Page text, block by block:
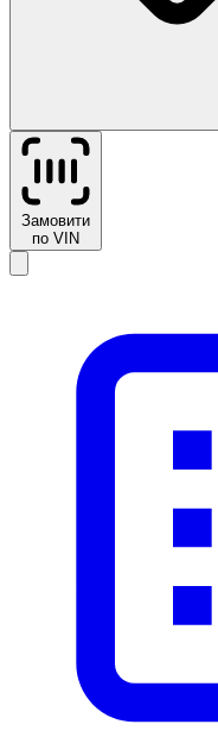
Замовити
по VIN